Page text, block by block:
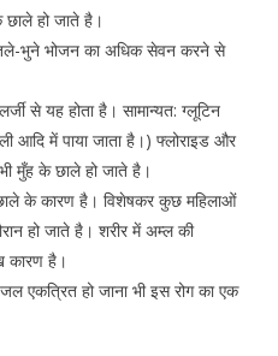
छाले हो जाते है।
भुने भोजन का अधिक सेवन करने से
से यह होता है। सामान्यत: ग्लूटिन
में पाया जाता है।) फ्लोराइड और
मुँह के छाले हो जाते है।
के कारण है। विशेषकर कुछ महिलाओं
हो जाते है। शरीर में अम्ल की
कारण है।
एकत्रित हो जाना भी इस रोग का एक